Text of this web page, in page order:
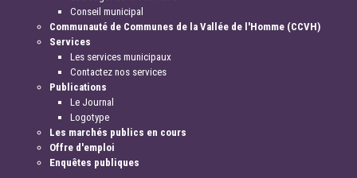
Conseil municipal
Communauté de Communes de la Vallée de l'Homme (CCVH)
Services
Les services municipaux
Contactez nos services
Publications
Le Journal
Logotype
Les marchés publics en cours
Offre d'emploi
Enquêtes publiques